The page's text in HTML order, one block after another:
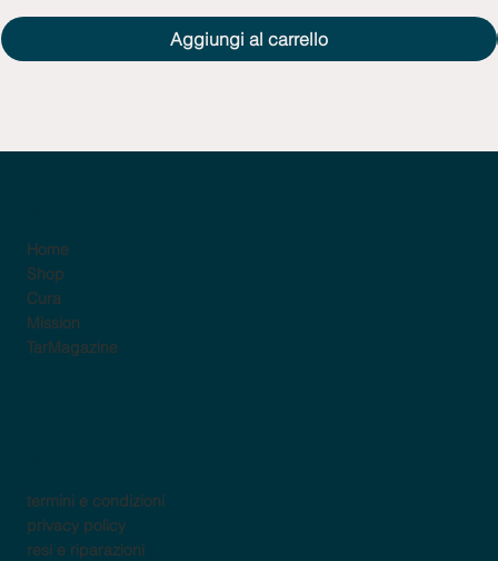
Aggiungi al carrello
Home
Shop
Cura
Mission
TarMagazine
termini e condizioni
privacy policy
resi e riparazioni